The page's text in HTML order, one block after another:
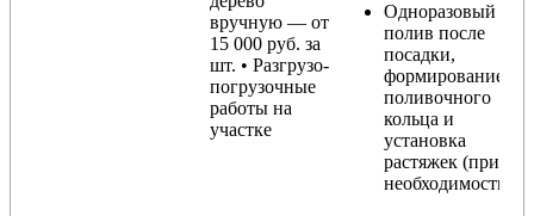
вручную — от
15 000 руб. за
шт. • Разгрузо-
погрузочные
работы на
участке
Одноразовый
полив после
посадки,
формирование
поливочного
кольца и
установка
растяжек (при
необходимости)